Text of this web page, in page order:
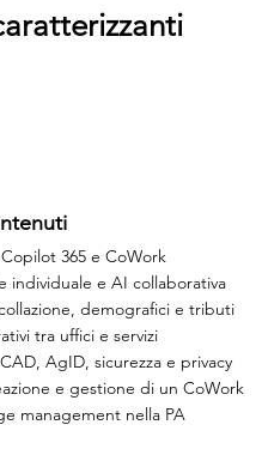
365 e CoWork
individuale e AI collaborativa
demografici e tributi
tra uffici e servizi
AgID, sicurezza e privacy
e gestione di un CoWork
management nella PA